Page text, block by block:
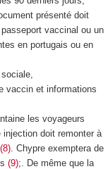
présenté doit
vaccinal ou un
en portugais ou en
vaccin et informations
les voyageurs
doit remonter à
(8). Chypre exemptera de
(9);. De même que la